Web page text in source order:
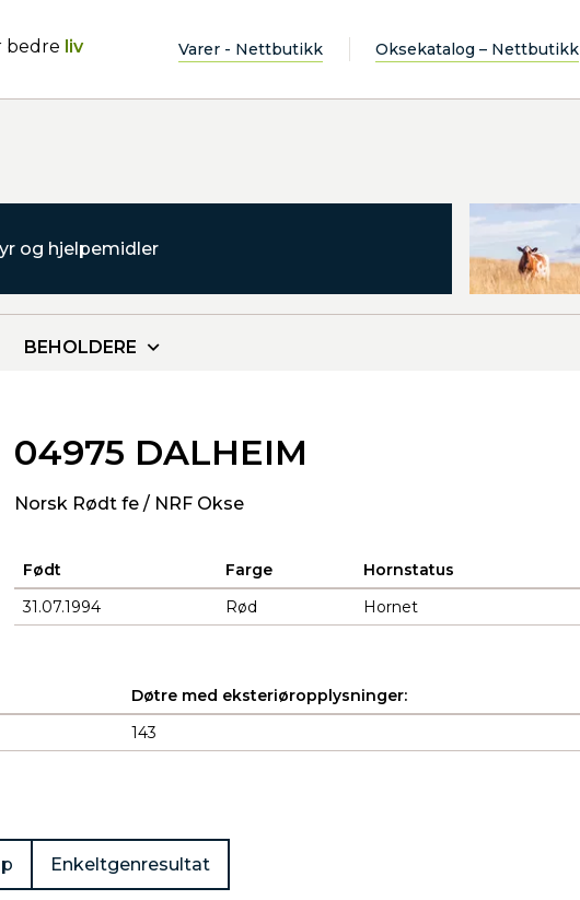
bedre liv Varer - Nettbutikk Oksekatalog – Nettbutikk
og hjelpemidler
BEHOLDERE
04975 DALHEIM
Norsk Rødt fe / NRF Okse
Født Farge Hornstatus
31.07.1994
Rød Hornet
Døtre med eksteriøropplysninger:
143
Enkeltgenresultat